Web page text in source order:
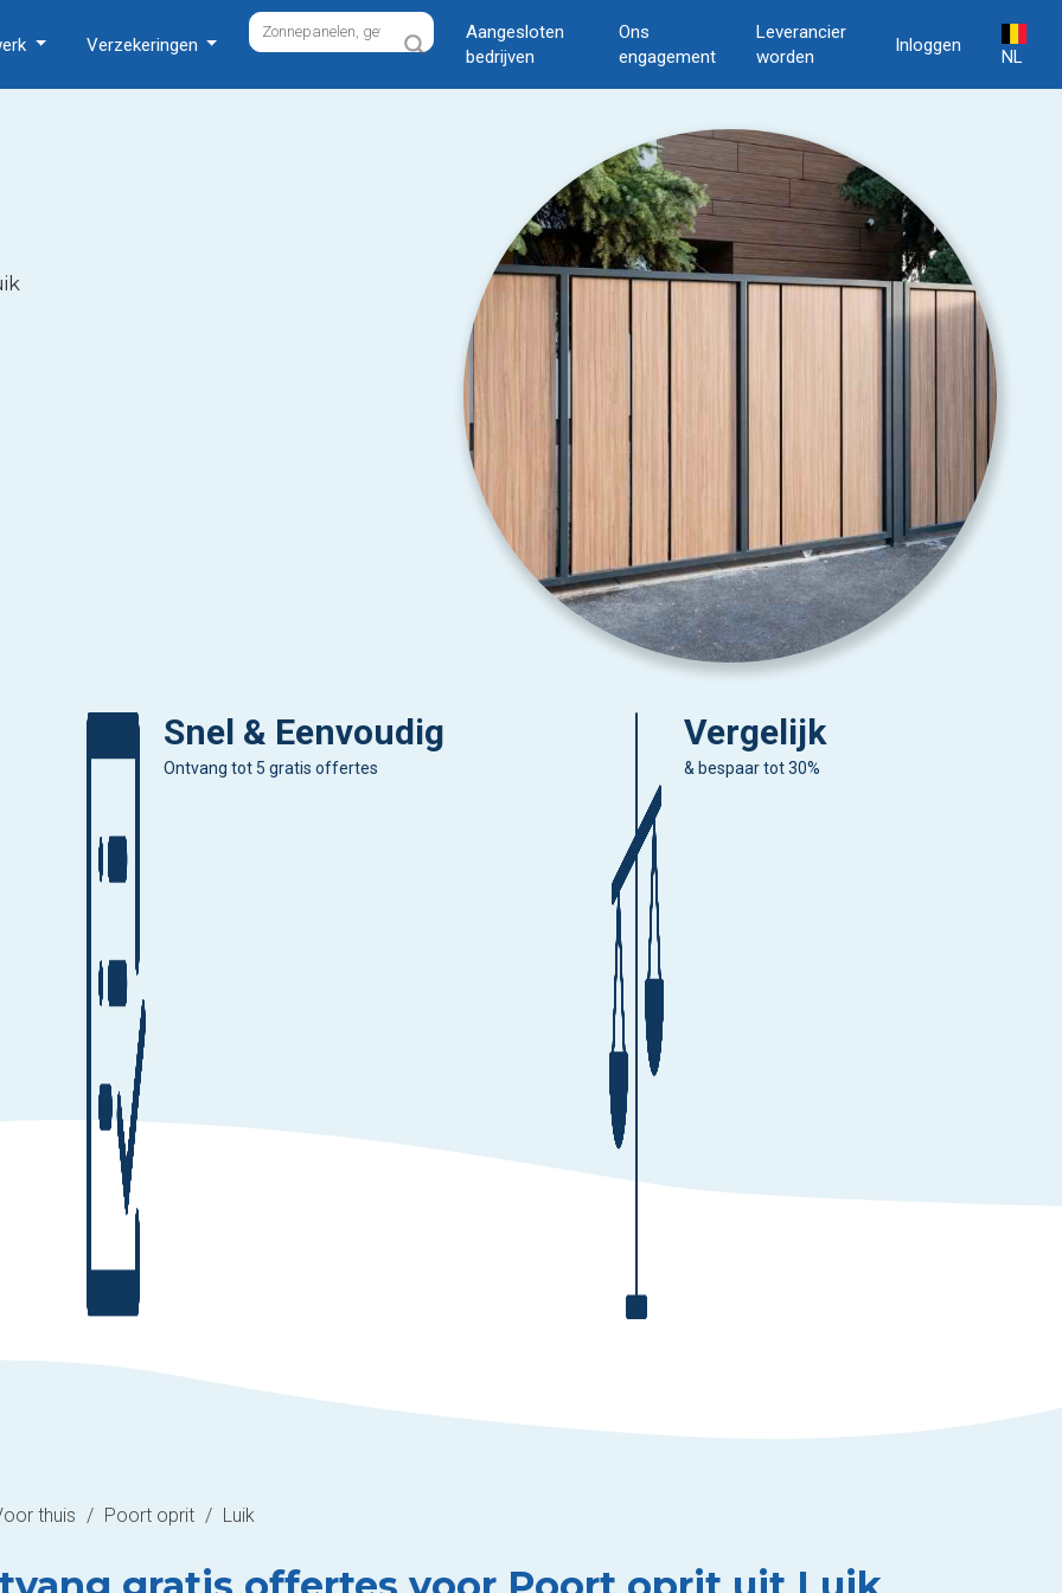
Verzekeringen
Aangesloten
bedrijven
Ons
engagement
Leverancier
worden
Inloggen
NL
Snel & Eenvoudig
Ontvang tot 5 gratis offertes
Vergelijk
& bespaar tot 30%
thuis / Poort oprit / Luik